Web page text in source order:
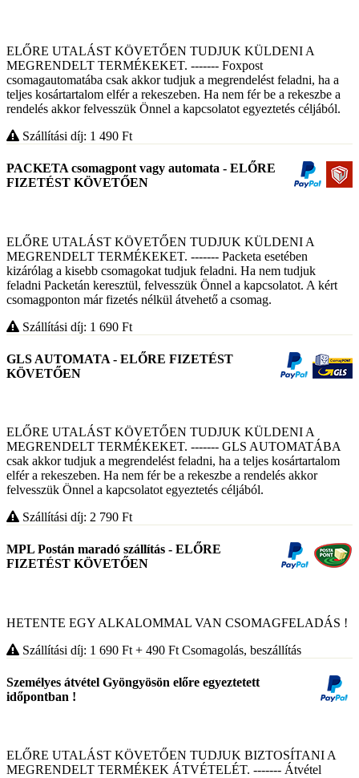
ELŐRE UTALÁST KÖVETŐEN TUDJUK KÜLDENI A
MEGRENDELT TERMÉKEKET. ------- Foxpost
csomagautomatába csak akkor tudjuk a megrendelést feladni, ha a
teljes kosártartalom elfér a rekeszeben. Ha nem fér be a rekeszbe a
rendelés akkor felvesszük Önnel a kapcsolatot egyeztetés céljából.
Szállítási díj: 1 490 Ft
PACKETA csomagpont vagy automata - ELŐRE
FIZETÉST KÖVETŐEN
ELŐRE UTALÁST KÖVETŐEN TUDJUK KÜLDENI A
MEGRENDELT TERMÉKEKET. ------- Packeta esetében
kizárólag a kisebb csomagokat tudjuk feladni. Ha nem tudjuk
feladni Packetán keresztül, felvesszük Önnel a kapcsolatot. A kért
csomagponton már fizetés nélkül átvehető a csomag.
Szállítási díj: 1 690 Ft
GLS AUTOMATA - ELŐRE FIZETÉST
KÖVETŐEN
ELŐRE UTALÁST KÖVETŐEN TUDJUK KÜLDENI A
MEGRENDELT TERMÉKEKET. ------- GLS AUTOMATÁBA
csak akkor tudjuk a megrendelést feladni, ha a teljes kosártartalom
elfér a rekeszeben. Ha nem fér be a rekeszbe a rendelés akkor
felvesszük Önnel a kapcsolatot egyeztetés céljából.
Szállítási díj: 2 790 Ft
MPL Postán maradó szállítás - ELŐRE
FIZETÉST KÖVETŐEN
HETENTE EGY ALKALOMMAL VAN CSOMAGFELADÁS !
Szállítási díj: 1 690 Ft + 490 Ft Csomagolás, beszállítás
Személyes átvétel Gyöngyösön előre egyeztetett
időpontban !
ELŐRE UTALÁST KÖVETŐEN TUDJUK BIZTOSÍTANI A
MEGRENDELT TERMÉKEK ÁTVÉTELÉT. ------- Átvétel